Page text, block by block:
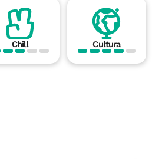
Chill Cultura